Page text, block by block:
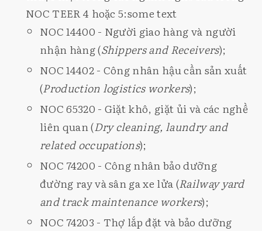
NOC TEER 4 hoặc 5:some text
NOC 14400 - Người giao hàng và người
nhận hàng (Shippers and Receivers);
NOC 14402 - Công nhân hậu cần sản xuất
(Production logistics workers);
NOC 65320 - Giặt khô, giặt ủi và các nghề
liên quan (Dry cleaning, laundry and
related occupations);
NOC 74200 - Công nhân bảo dưỡng
đường ray và sân ga xe lửa (Railway yard
and track maintenance workers);
NOC 74203 - Thợ lắp đặt và bảo dưỡng